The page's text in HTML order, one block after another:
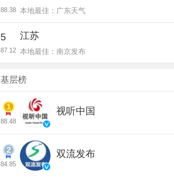
88.38 本地最佳：广东天气
5
87.12
江苏
本地最佳：南京发布
基层榜
1
88.48
视听中国
2
84.85
双流发布